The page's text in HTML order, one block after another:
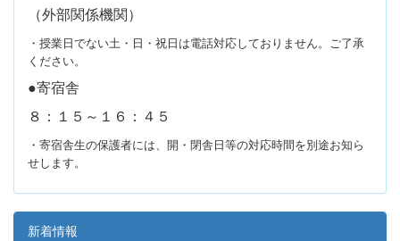
（外部関係機関）
・授業日でない土・日・祝日は電話対応しておりません。ご了承
ください。
●寄宿舎
８：１５～１６：４５
・寄宿舎生の保護者には、開・閉舎日等の対応時間を別途お知ら
せします。
新着情報